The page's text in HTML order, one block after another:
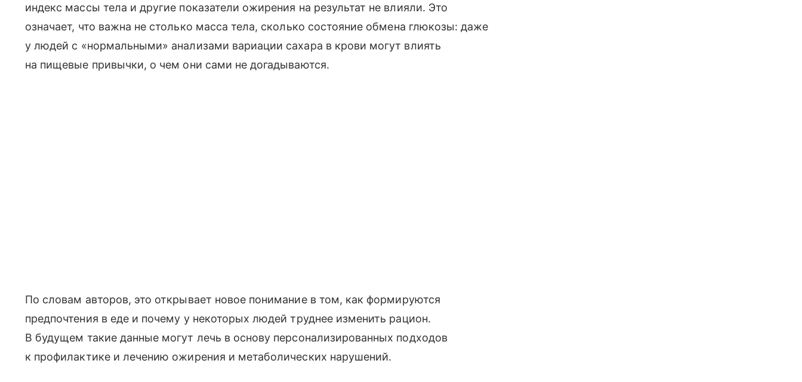
индекс массы тела и другие показатели ожирения на результат не влияли. Это
означает, что важна не столько масса тела, сколько состояние обмена глюкозы: даже
у людей с «нормальными» анализами вариации сахара в крови могут влиять
на пищевые привычки, о чем они сами не догадываются.
По словам авторов, это открывает новое понимание в том, как формируются
предпочтения в еде и почему у некоторых людей труднее изменить рацион.
В будущем такие данные могут лечь в основу персонализированных подходов
к профилактике и лечению ожирения и метаболических нарушений.